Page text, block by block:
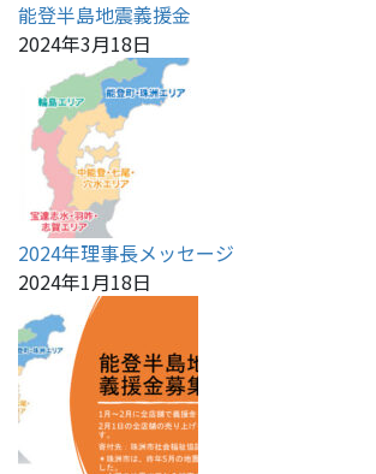
能登半島地震義援金
2024年3月18日
2024年理事長メッセージ
2024年1月18日